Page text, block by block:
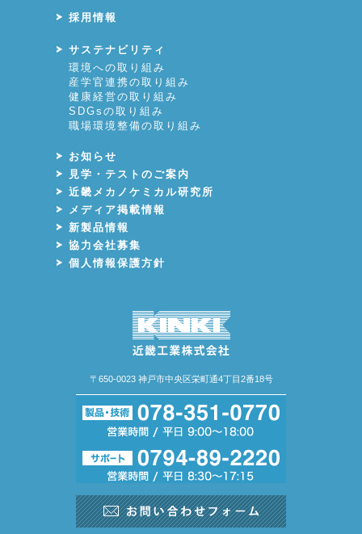
採用情報
サステナビリティ
環境への取り組み
産学官連携の取り組み
健康経営の取り組み
SDGsの取り組み
職場環境整備の取り組み
お知らせ
見学・テストのご案内
近畿メカノケミカル研究所
メディア掲載情報
新製品情報
協力会社募集
個人情報保護方針
〒650-0023 神戸市中央区栄町通4丁目2番18号